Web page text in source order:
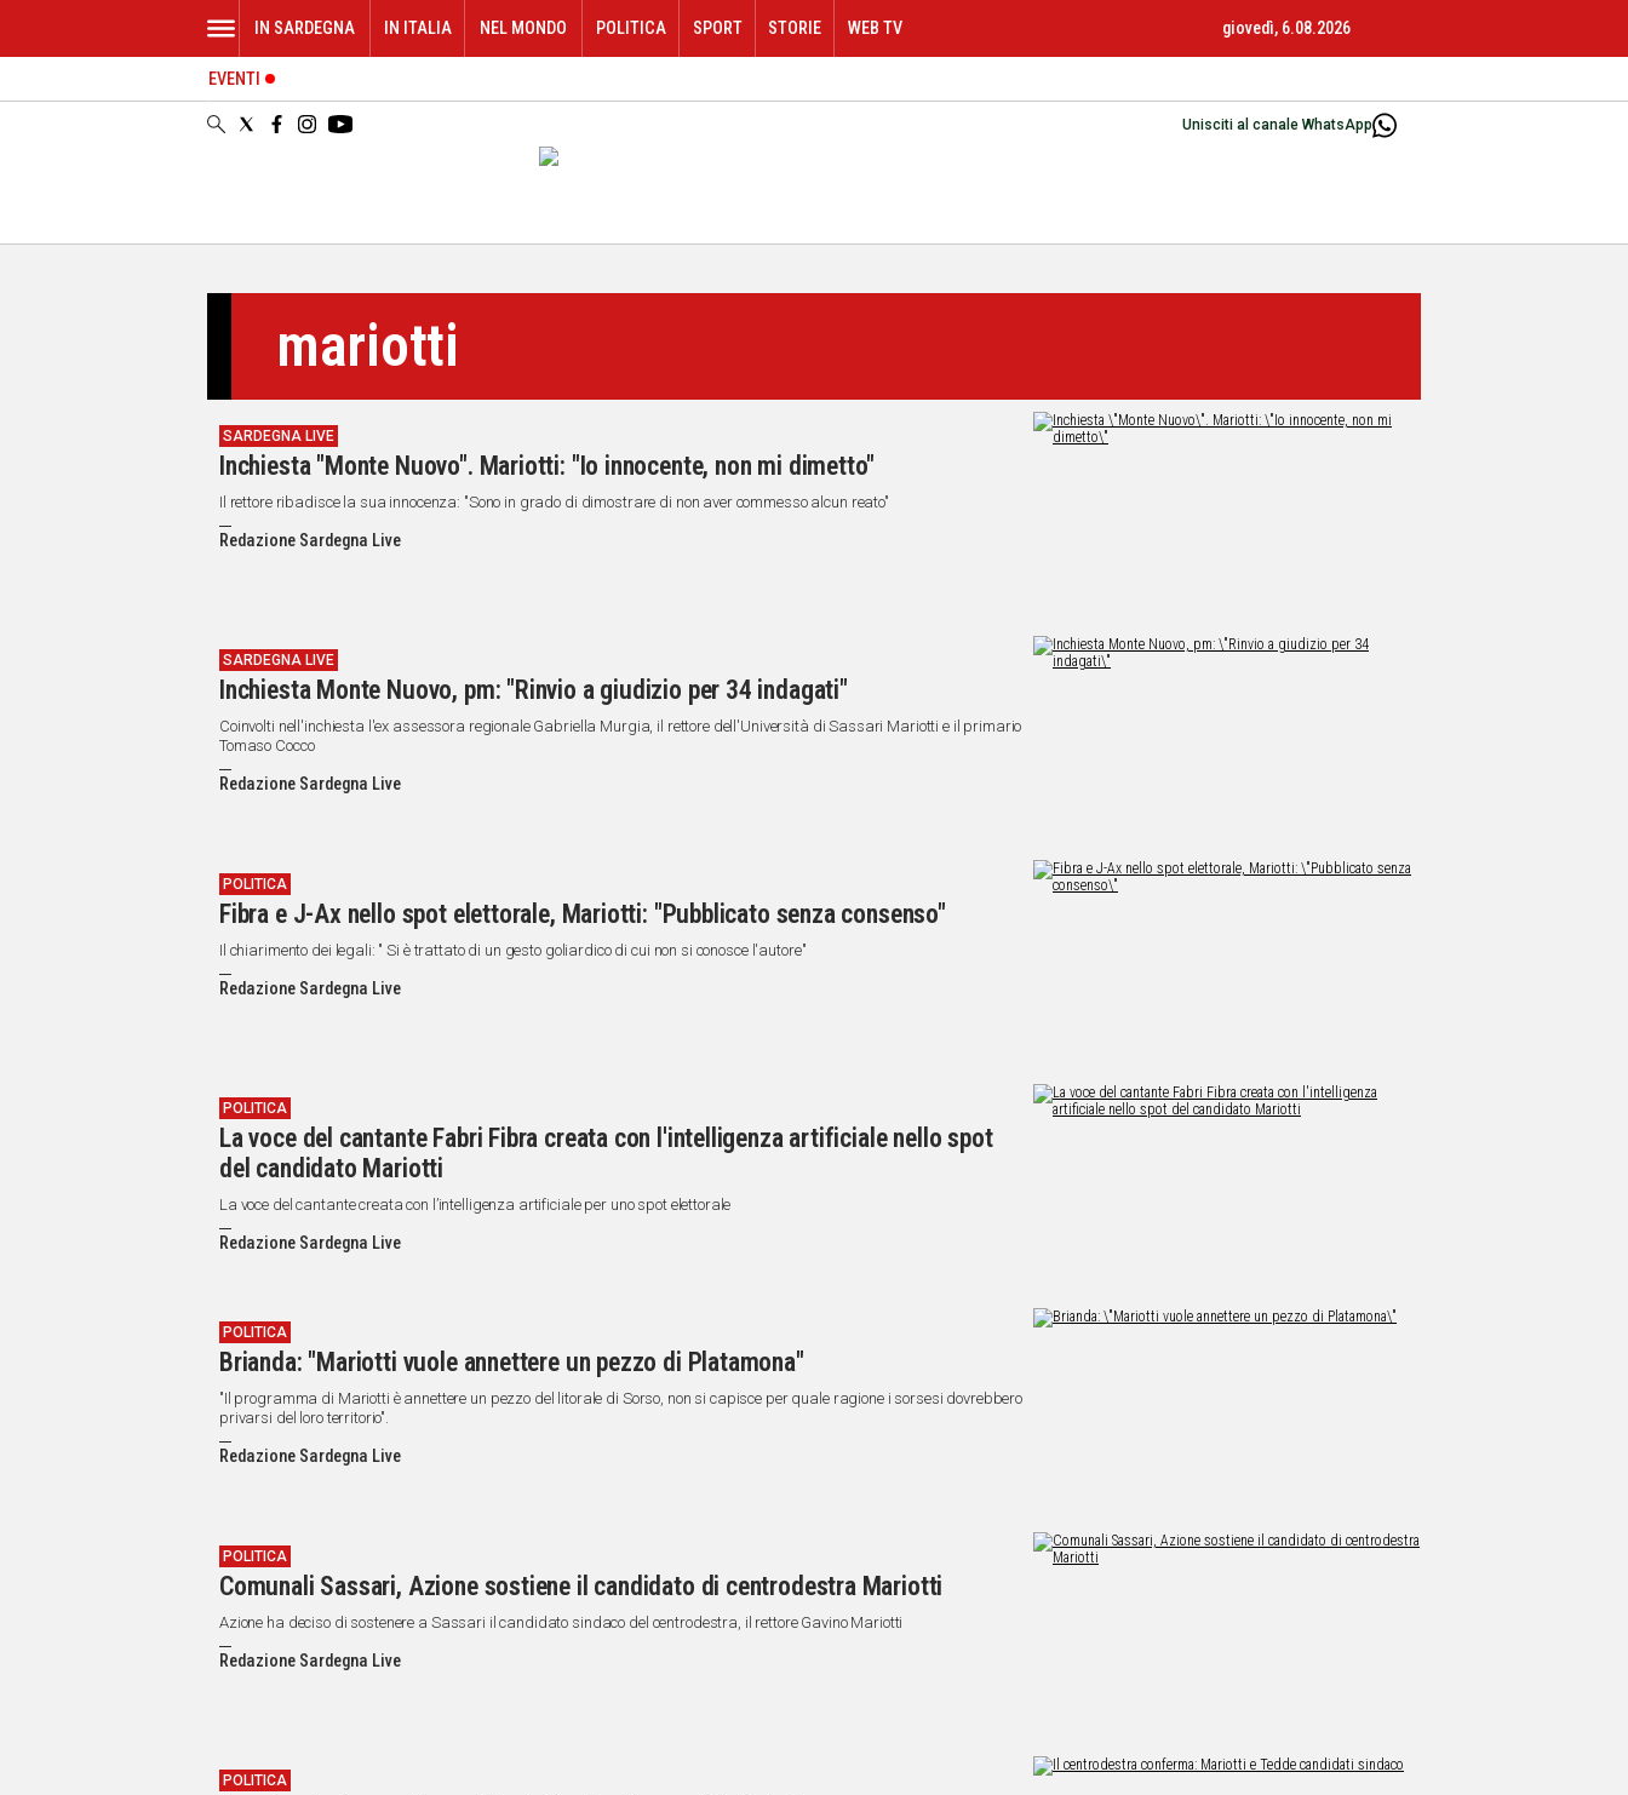
ORISTANO
Unisciti al canale WhatsApp
IN SARDEGNA IN ITALIA NEL MONDO POLITICA SPORT STORIE WEB TV giovedì, 6.08.2026
EVENTI
mariotti
SARDEGNA LIVE
Inchiesta "Monte Nuovo". Mariotti: "Io innocente, non mi dimetto"
Il rettore ribadisce la sua innocenza: "Sono in grado di dimostrare di non aver commesso alcun reato"
Redazione Sardegna Live
SARDEGNA LIVE
Inchiesta Monte Nuovo, pm: "Rinvio a giudizio per 34 indagati"
Coinvolti nell'inchiesta l'ex assessora regionale Gabriella Murgia, il rettore dell'Università di Sassari Mariotti e il primario
Tomaso Cocco
Redazione Sardegna Live
POLITICA
Fibra e J-Ax nello spot elettorale, Mariotti: "Pubblicato senza consenso"
Il chiarimento dei legali: " Si è trattato di un gesto goliardico di cui non si conosce l'autore"
Redazione Sardegna Live
POLITICA
La voce del cantante Fabri Fibra creata con l'intelligenza artificiale nello spot
del candidato Mariotti
La voce del cantante creata con l’intelligenza artificiale per uno spot elettorale
Redazione Sardegna Live
POLITICA
Brianda: "Mariotti vuole annettere un pezzo di Platamona"
"Il programma di Mariotti è annettere un pezzo del litorale di Sorso, non si capisce per quale ragione i sorsesi dovrebbero
privarsi del loro territorio".
Redazione Sardegna Live
POLITICA
Comunali Sassari, Azione sostiene il candidato di centrodestra Mariotti
Azione ha deciso di sostenere a Sassari il candidato sindaco del centrodestra, il rettore Gavino Mariotti
Redazione Sardegna Live
POLITICA